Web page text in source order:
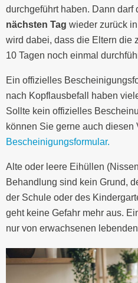
durchgeführt haben. Dann darf
nächsten Tag wieder zurück
wird dabei, dass die Eltern die
10 Tagen noch einmal
Ein offizielles
nach Kopflausbefall haben
Sollte kein offizielles
können Sie gerne auch diesen
Bescheinigungsformular.
Alte oder leere Eihüllen
Behandlung sind kein Grund,
der Schule oder des
geht keine Gefahr mehr aus.
nur von erwachsenen